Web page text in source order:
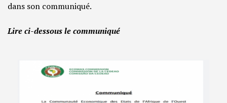
dans son communiqué.
Lire ci-dessous le communiqué